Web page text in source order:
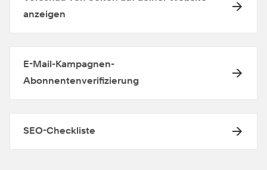
anzeigen
E-Mail-Kampagnen-
Abonnentenverifizierung
SEO-Checkliste